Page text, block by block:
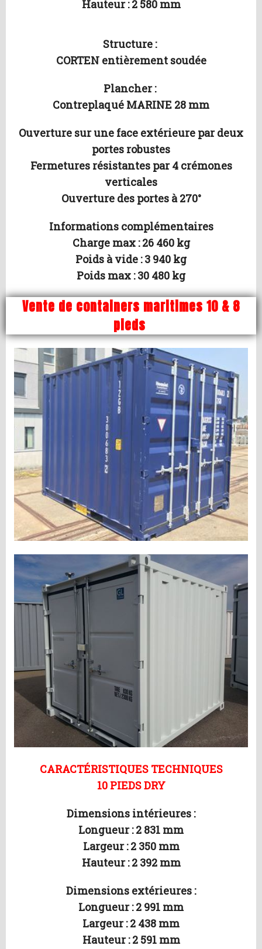
Hauteur : 2 580 mm
Structure :
CORTEN entièrement soudée
Plancher :
Contreplaqué MARINE 28 mm
Ouverture sur une face extérieure par deux
portes robustes
Fermetures résistantes par 4 crémones
verticales
Ouverture des portes à 270°
Informations complémentaires
Charge max : 26 460 kg
Poids à vide : 3 940 kg
Poids max : 30 480 kg
Vente de containers maritimes 10 & 8
pieds
CARACTÉRISTIQUES TECHNIQUES
10 PIEDS DRY
Dimensions intérieures :
Longueur : 2 831 mm
Largeur : 2 350 mm
Hauteur : 2 392 mm
Dimensions extérieures :
Longueur : 2 991 mm
Largeur : 2 438 mm
Hauteur : 2 591 mm